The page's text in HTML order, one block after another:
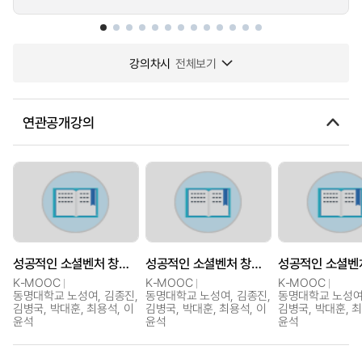
강의차시 전체보기
연관공개강의
성공적인 소셜벤처 창업을 위한 실무 개론
K-MOOC
동명대학교 노성여, 김종진,
김병국, 박대훈, 최용석, 이
윤석
성공적인 소셜벤처 창업을 위한 실무 개론
K-MOOC
동명대학교 노성여, 김종진,
김병국, 박대훈, 최용석, 이
윤석
K-MOOC
동명대학교 노성
김병국, 박대훈,
윤석